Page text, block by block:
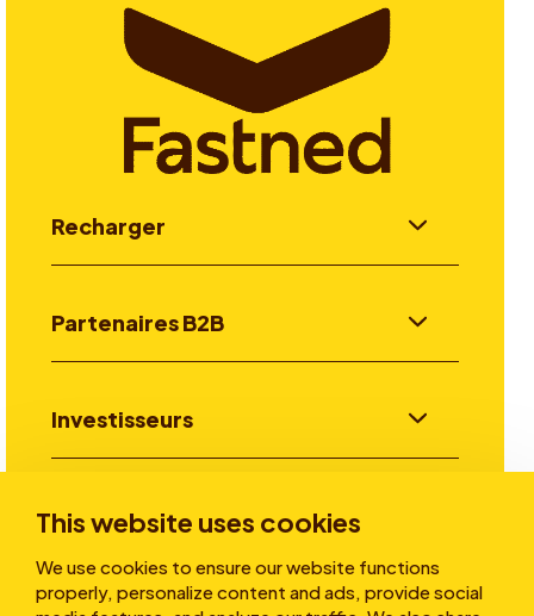
This website uses cookies
We use cookies to ensure our website functions
properly, personalize content and ads, provide social
Recharger
Partenaires B2B
Investisseurs
Aller plus loin